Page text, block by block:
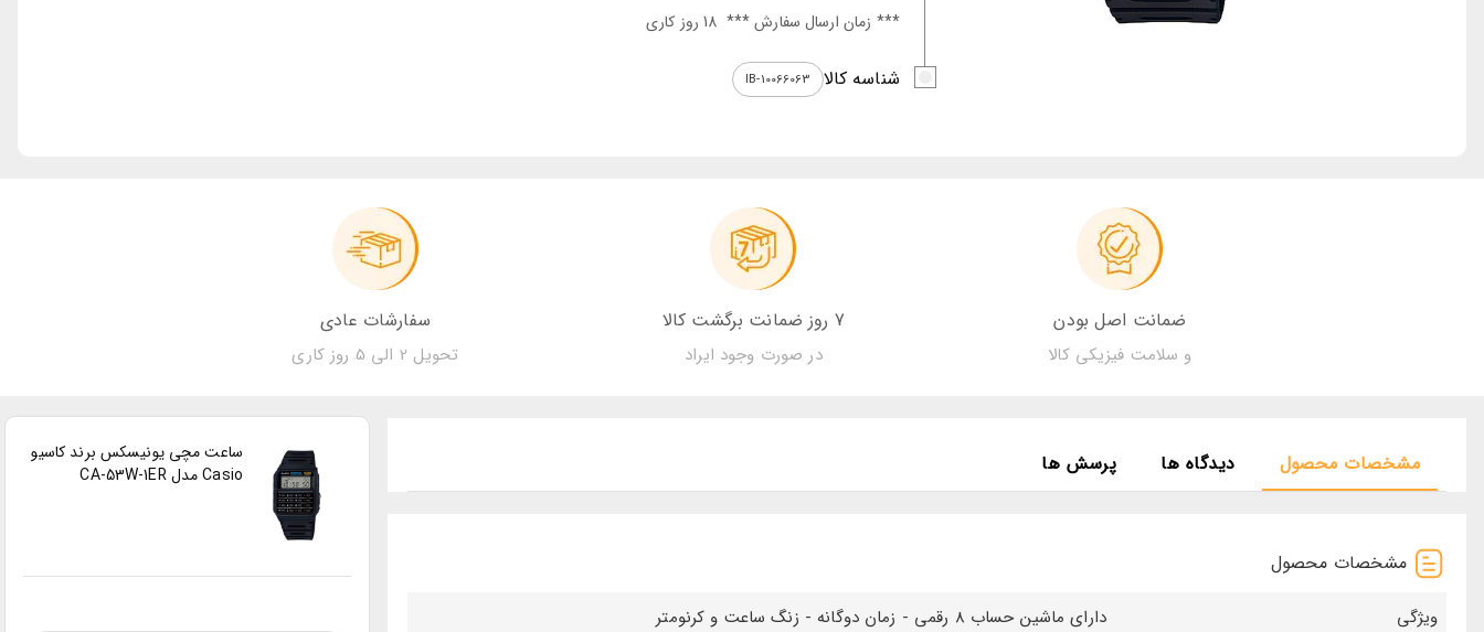
*** زمان ارسال سفارش *** 18 روز کاری
شناسه کالا IB-10066063
ضمانت اصل بودن
و سلامت فیزیکی کالا
7 روز ضمانت برگشت کالا
در صورت وجود ایراد
سفارشات عادی
تحویل 2 الی 5 روز کاری
مشخصات محصول دیدگاه ها پرسش ها
مشخصات محصول
ويژگی
دارای ماشین حساب 8 رقمی - زمان دوگانه - زنگ ساعت و کرنومتر
ساعت مچی یونیسکس برند کاسیو
Casio مدل CA-53W-1ER